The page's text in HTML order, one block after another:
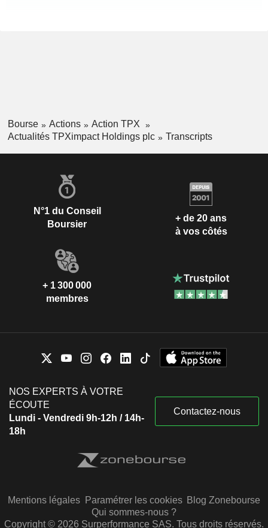
Bourse Actions
Action TPX
Actualités TPXimpact Holdings plc
Transcripts
N°1 du Conseil
Boursier
+ de 20 ans
à vos côtés
+ 1 300 000
membres
NOS EXPERTS À VOTRE
ÉCOUTE
Lundi - Vendredi 9h-12h / 14h-
18h
Contactez-nous
Mentions légales Paramétrer les cookies Blog Zonebourse
Qui sommes-nous ?
Copyright © 2026 Surperformance SAS. Tous droits réservés.